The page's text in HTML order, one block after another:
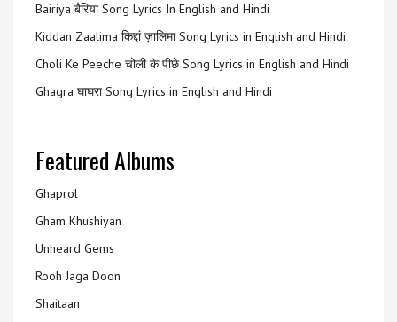
Bairiya बैरिया Song Lyrics In English and Hindi
Kiddan Zaalima किद्दां ज़ालिमा Song Lyrics in English and Hindi
Choli Ke Peeche चोली के पीछे Song Lyrics in English and Hindi
Ghagra घाघरा Song Lyrics in English and Hindi
Featured Albums
Ghaprol
Gham Khushiyan
Unheard Gems
Rooh Jaga Doon
Shaitaan